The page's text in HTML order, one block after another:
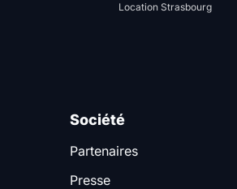
Location Strasbourg
Société
Partenaires
Presse